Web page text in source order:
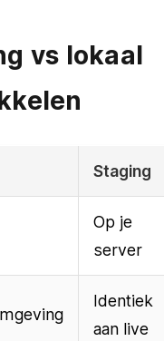
vs lokaal
Staging
Op je
server
Identiek
aan live